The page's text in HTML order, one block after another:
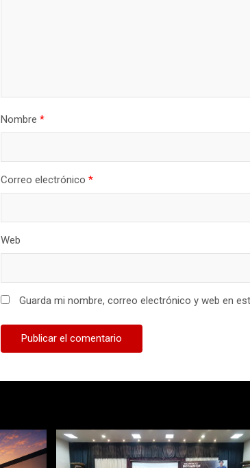
Nombre*
Correo electrónico*
Web
Guarda mi nombre, correo electrónico y web en